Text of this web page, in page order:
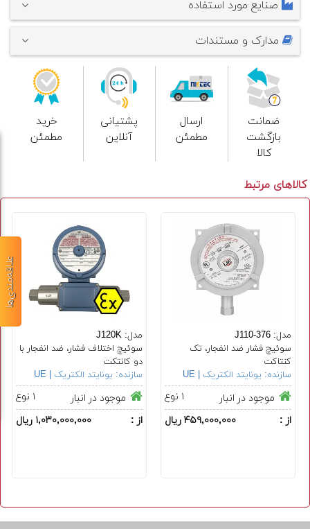
صنایع مورد استفاده
مدارک و مستندات
ضمانت
بازگشت
کالا
ارسال
مطمئن
پشتیانی
آنلاین
خرید
مطمئن
کالاهای مرتبط
مدل: J110-376
سوئیچ فشار ضد انفجار، تک
کنتاکت
سازنده: یونایتد الکتریک | UE
موجود در انبار
۱ نوع
از :
۴۵۹,۰۰۰,۰۰۰ ریال
مدل: J120K
سوئیچ اختلاف فشار، ضد انفجار با
دو کانتکت
سازنده: یونایتد الکتریک | UE
موجود در انبار
۱ نوع
از :
۱,۰۳۰,۰۰۰,۰۰۰ ریال
علاقه‌مندی‌ها